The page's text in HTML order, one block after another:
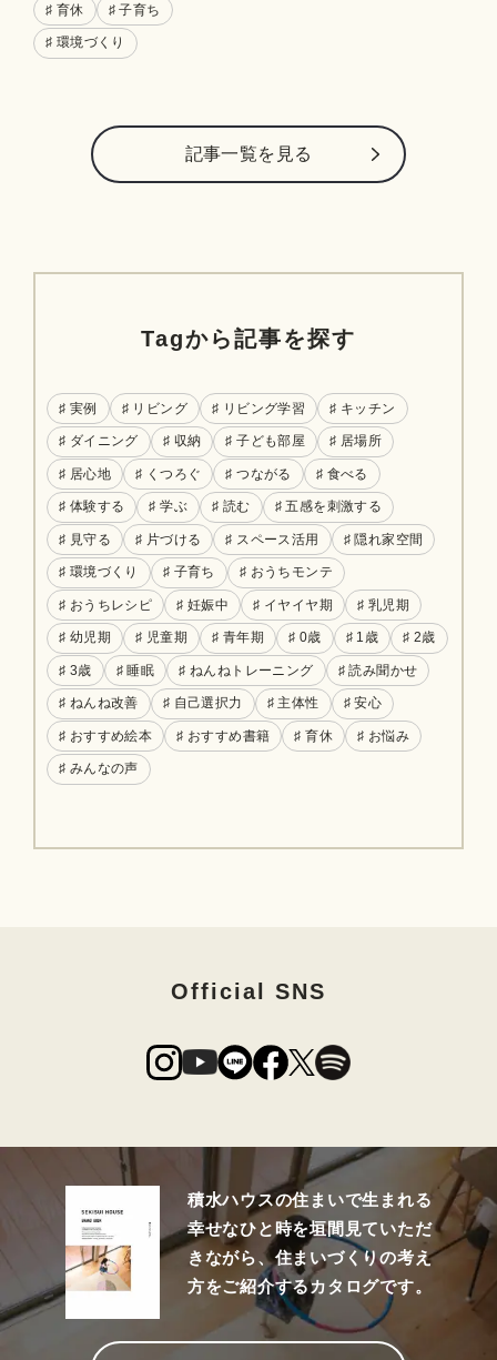
♯ 育休 ♯ 子育ち
♯ 環境づくり
記事⼀覧を⾒る
Tagから記事を探す
♯ 実例 ♯ リビング ♯ リビング学習 ♯ キッチン
♯ ダイニング ♯ 収納 ♯ 子ども部屋 ♯ 居場所
♯ 居心地 ♯ くつろぐ ♯ つながる ♯ 食べる
♯ 体験する ♯ 学ぶ ♯ 読む ♯ 五感を刺激する
♯ 見守る ♯ 片づける ♯ スペース活用 ♯ 隠れ家空間
♯ 環境づくり ♯ 子育ち ♯ おうちモンテ
♯ おうちレシピ ♯ 妊娠中 ♯ イヤイヤ期 ♯ 乳児期
♯ 幼児期 ♯ 児童期 ♯ 青年期 ♯ 0歳 ♯ 1歳 ♯ 2歳
♯ 3歳 ♯ 睡眠 ♯ ねんねトレーニング ♯ 読み聞かせ
♯ ねんね改善 ♯ 自己選択力 ♯ 主体性 ♯ 安心
♯ おすすめ絵本 ♯ おすすめ書籍 ♯ 育休 ♯ お悩み
♯ みんなの声
Official SNS
積水ハウスの住まいで生まれる
幸せなひと時を垣間見ていただ
きながら、住まいづくりの考え
方をご紹介するカタログです。